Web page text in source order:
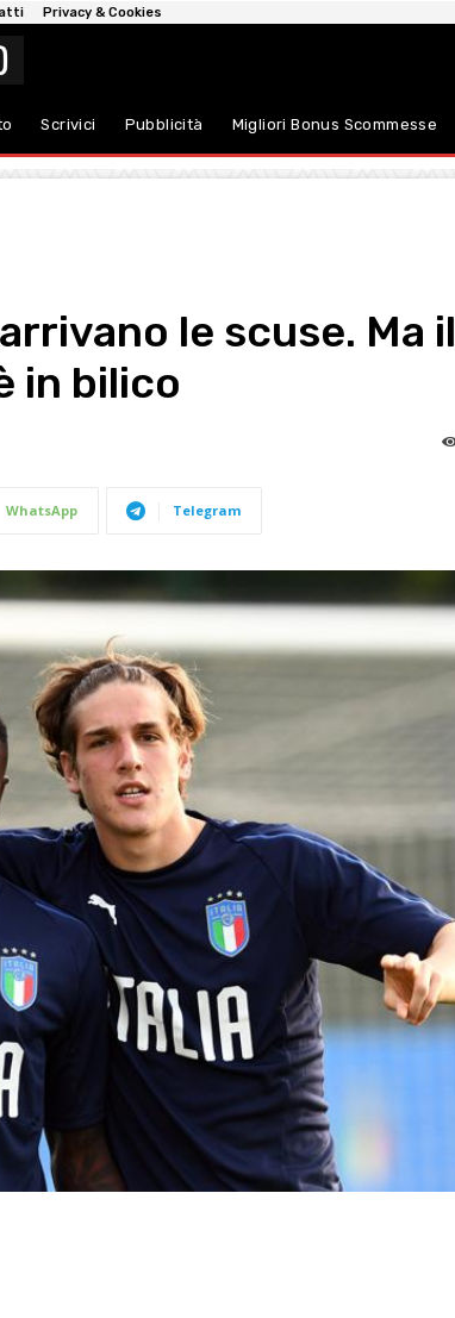
Privacy & Cookies
Scrivici Pubblicità Migliori Bonus Scommesse
le scuse. Ma il
in bilico
WhatsApp Telegram